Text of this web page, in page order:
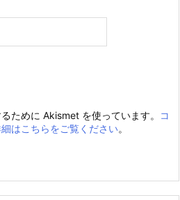
ために Akismet を使っています。
コ
はこちらをご覧ください。